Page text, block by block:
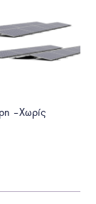
– Χωρίς